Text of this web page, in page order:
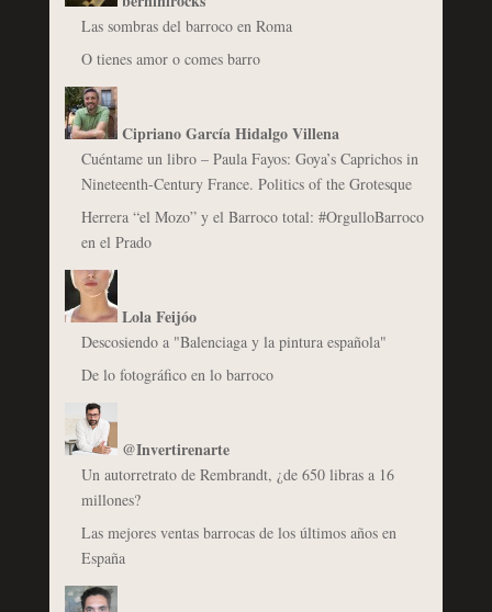
Las sombras del barroco en Roma
O tienes amor o comes barro
Cipriano García Hidalgo Villena
Cuéntame un libro – Paula Fayos: Goya’s Caprichos in
Nineteenth-Century France. Politics of the Grotesque
Herrera “el Mozo” y el Barroco total: #OrgulloBarroco
en el Prado
Lola Feijóo
Descosiendo a "Balenciaga y la pintura española"
De lo fotográfico en lo barroco
@Invertirenarte
Un autorretrato de Rembrandt, ¿de 650 libras a 16
millones?
Las mejores ventas barrocas de los últimos años en
España